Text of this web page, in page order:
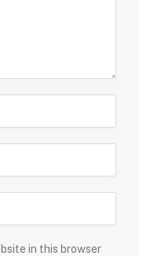
in this browser